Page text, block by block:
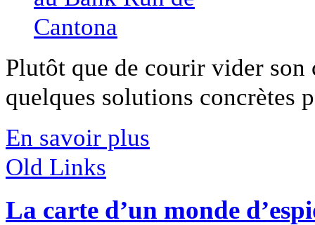
Plutôt que de courir vider
quelques solutions concrètes
En savoir plus
Old Links
La carte d’un monde